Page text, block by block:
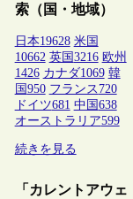
索（国・地域）
日本19628 米国
10662 英国 3216 欧州
1426 カナダ1069 韓
国 950 フランス 720
ドイツ681 中国 638
オーストラリア599
続きを見る
「カレントアウェ